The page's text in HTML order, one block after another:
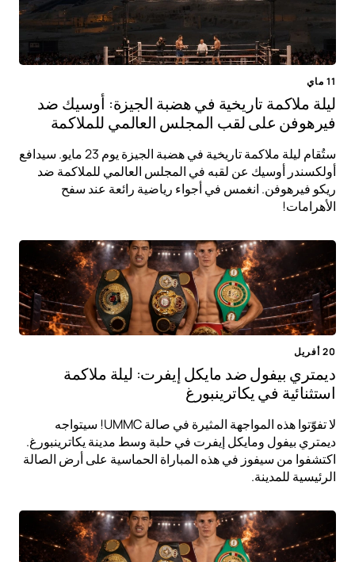
11 ماي
ليلة ملاكمة تاريخية في هضبة الجيزة: أوسيك ضد
فيرهوفن على لقب المجلس العالمي للملاكمة
ستُقام ليلة ملاكمة تاريخية في هضبة الجيزة يوم 23 مايو. سيدافع
أولكسندر أوسيك عن لقبه في المجلس العالمي للملاكمة ضد
ريكو فيرهوفن. انغمس في أجواء رياضية رائعة عند سفح
الأهرامات!
20 أفريل
ديمتري بيفول ضد مايكل إيفرت: ليلة ملاكمة
استثنائية في يكاترينبورغ
لا تفوّتوا هذه المواجهة المثيرة في صالة UMMC! سيتواجه
ديمتري بيفول ومايكل إيفرت في حلبة وسط مدينة يكاترينبورغ.
اكتشفوا من سيفوز في هذه المباراة الحماسية على أرض الصالة
الرئيسية للمدينة.